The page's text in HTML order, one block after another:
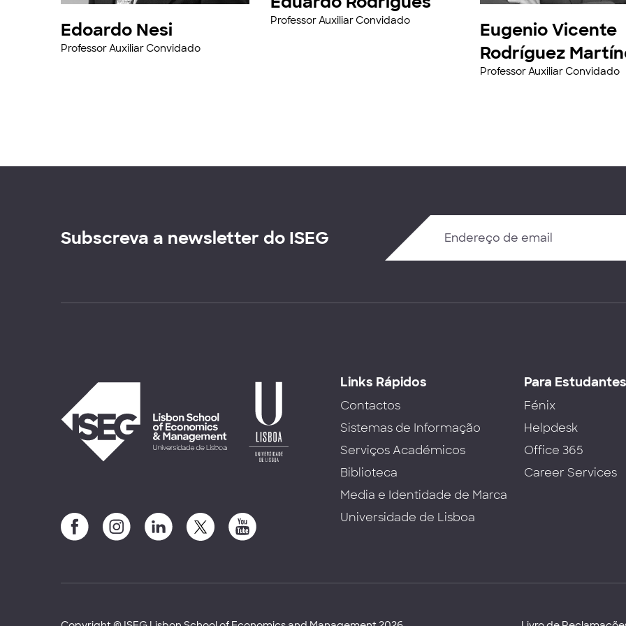
Edoardo Nesi
Professor Auxiliar Convidado
Professor Auxiliar Convidado
Eugenio Vicente
Rodríguez
Professor Auxiliar Convidado
Subscreva a newsletter do ISEG
Links Rápidos
Contactos
Sistemas de Informação
Serviços Académicos
Biblioteca
Media e Identidade de Marca
Universidade de Lisboa
Para
Fénix
Helpdesk
Office 365
Career Services